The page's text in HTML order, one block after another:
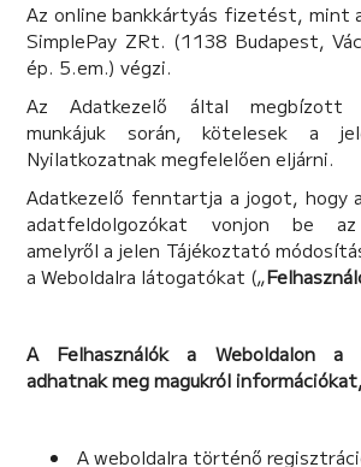
Az online bankkártyás fizetést, mint
SimplePay ZRt. (1138 Budapest,
ép. 5.em.) végzi.
Az Adatkezelő által megbízott
munkájuk során, kötelesek a
Nyilatkozatnak megfelelően eljárni.
Adatkezelő fenntartja a jogot, hogy
adatfeldolgozókat vonjon be az
amelyről a jelen Tájékoztató
a Weboldalra látogatókat („
A Felhasználók a Weboldalon a
adhatnak meg magukról
A weboldalra történő